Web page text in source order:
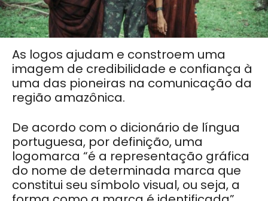
As logos ajudam e constroem uma
imagem de credibilidade e confiança à
uma das pioneiras na comunicação da
região amazônica.
De acordo com o dicionário de língua
portuguesa, por definição, uma
logomarca “é a representação gráfica
do nome de determinada marca que
constitui seu símbolo visual, ou seja, a